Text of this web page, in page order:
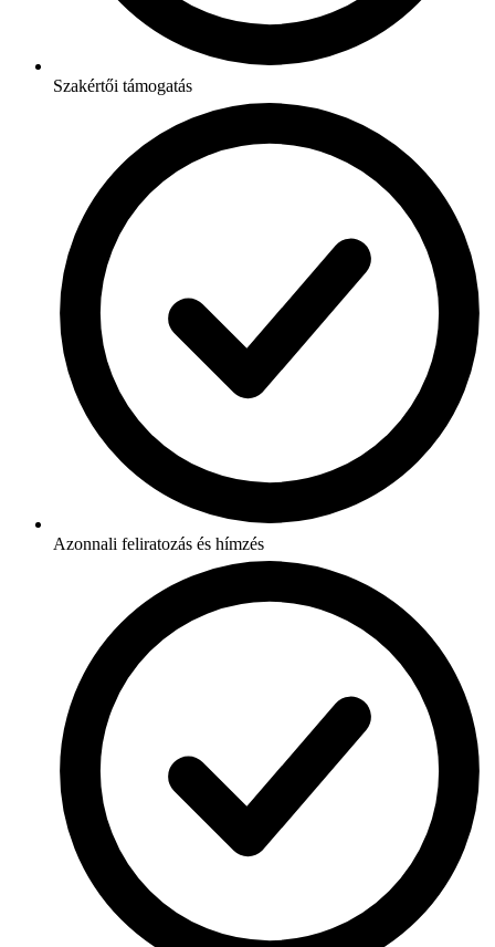
Szakértői támogatás
Azonnali feliratozás és hímzés